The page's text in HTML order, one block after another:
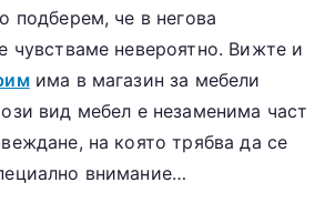
подберем, че в негова
чувстваме невероятно. Вижте и
има в магазин за мебели
вид мебел е незаменима част
на която трябва да се
внимание…